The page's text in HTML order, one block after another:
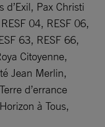
d’Exil, Pax Christi
04, RESF 06,
63, RESF 66,
Citoyenne,
Jean Merlin,
d’errance
à Tous,